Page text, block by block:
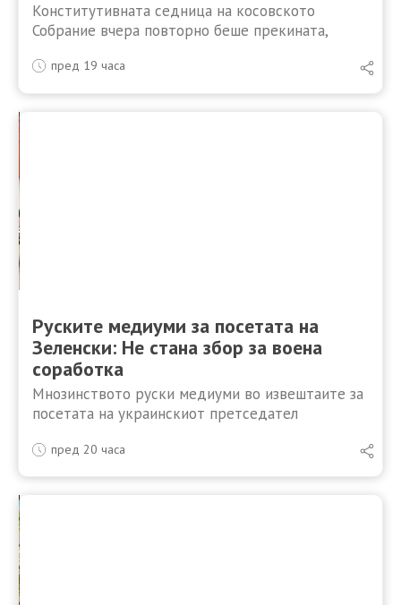
Конститутивната седница на косовското
Собрание вчера повторно беше прекината,
го гаѓаше со јајца вршителот на должноста
премиер и лидер на Движењето
пред 19 часа
Руските медиуми за посетата на
Зеленски: Не стана збор за воена
соработка
Мнозинството руски медиуми во извештаите за
посетата на украинскиот претседател
изјавата на претседателот на Србија, Александар
Вучиќ, дека со Зеленски не разговарал за воена …
пред 20 часа